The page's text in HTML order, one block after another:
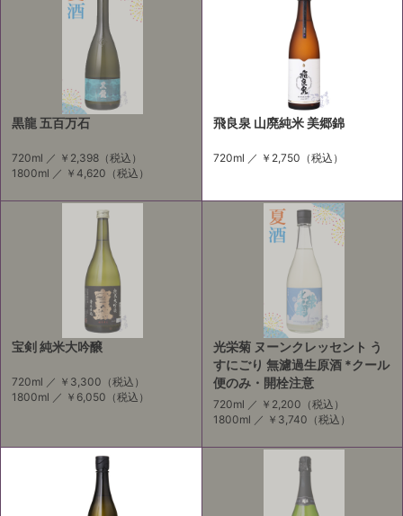
黒龍 五百万石
720ml ／ ￥2,398 （税込）
1800ml ／ ￥4,620 （税込）
飛良泉 山廃純米 美郷錦
720ml ／ ￥2,750 （税込）
宝剣 純米大吟醸
720ml ／ ￥3,300 （税込）
1800ml ／ ￥6,050 （税込）
光栄菊 ヌーンクレッセント う
すにごり 無濾過生原酒 *クール
便のみ・開栓注意
720ml ／ ￥2,200 （税込）
1800ml ／ ￥3,740 （税込）